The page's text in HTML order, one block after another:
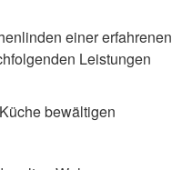
einer erfahrenen
Leistungen
bewältigen